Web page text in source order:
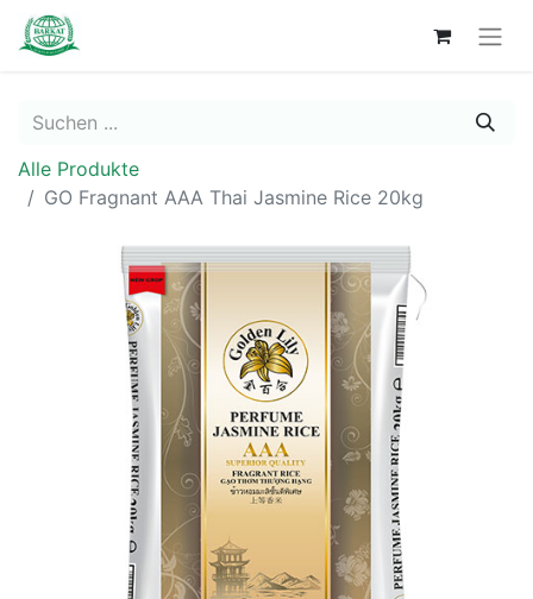
Alle Produkte
GO Fragnant AAA Thai Jasmine Rice 20kg